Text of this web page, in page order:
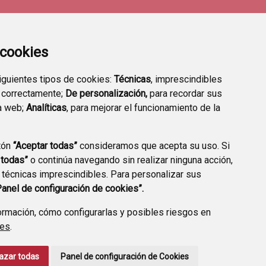
tipos de cookies: Técnicas, imprescindibles
De personalización, para recordar sus
web; Analíticas, para mejorar el funcionamiento de la
“Aceptar todas” consideramos que acepta su uso. Si
o continúa navegando sin realizar ninguna acción,
imprescindibles. Para personalizar sus
de configuración de cookies”.
cómo configurarlas y posibles riesgos en
.
todas Panel de configuración de Cookies
TRANSPARENCIA
VALIDACIÓN DE
DOCUMENTOS